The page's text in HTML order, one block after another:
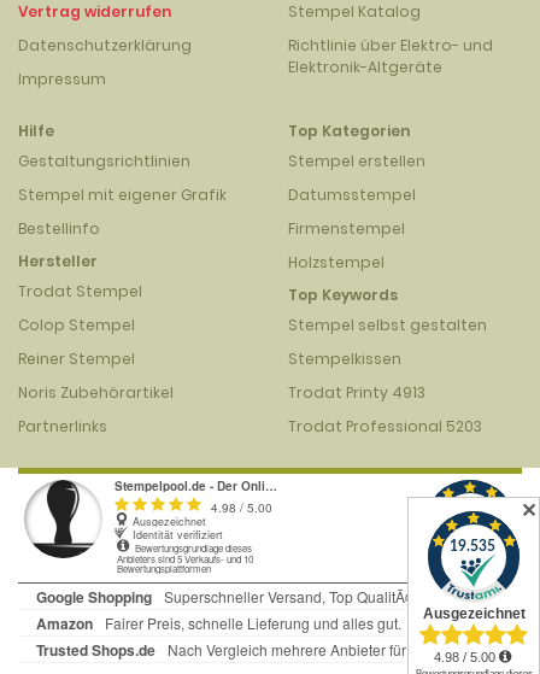
Vertrag widerrufen
Datenschutzerklärung
Impressum
Stempel Katalog
Richtlinie über Elektro- und
Elektronik-Altgeräte
Hilfe
Gestaltungsrichtlinien
Stempel mit eigener Grafik
Bestellinfo
Hersteller
Trodat Stempel
Colop Stempel
Reiner Stempel
Noris Zubehörartikel
Partnerlinks
Top Kategorien
Stempel erstellen
Datumsstempel
Firmenstempel
Holzstempel
Top Keywords
Stempel selbst gestalten
Stempelkissen
Trodat Printy 4913
Trodat Professional 5203
✕